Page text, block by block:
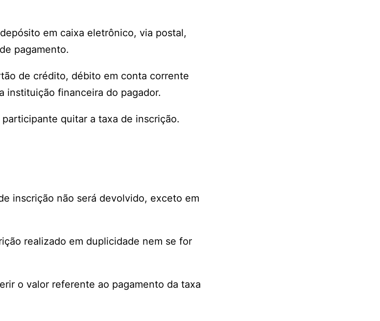
em caixa eletrônico, via postal,
pagamento.
de crédito, débito em conta corrente
instituição financeira do pagador.
quitar a taxa de inscrição.
inscrição não será devolvido, exceto em
realizado em duplicidade nem se for
o valor referente ao pagamento da taxa